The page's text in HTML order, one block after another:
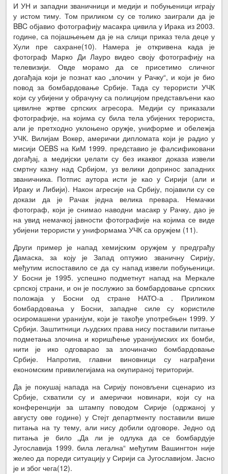
И УН и западни званичници и медији и побуњеници играју
у истом тиму. Том приликом су се толико заиграли да је
BBC објавио фотографију масакра цивила у Ирака из 2003.
године, са појашњењем да је на слици приказ тела деце у
Хули пре сахране(10). Намера је откривена када је
фотограф Марко Ди Лауро видео своју фотографију на
телевизији. Овде морамо да се присетимо сличног
догађаја који је познат као „злочин у Рачку“, и који је био
повод за бомбардовање Србије. Тада су терористи УЧК
који су убијени у обрачуну са полицијом представљени као
цивилне жртве српских агресора. Медији су приказали
фотографије, на којима су била тела убијених терориста,
али је претходно уклоњено оружје, униформе и обележја
УЧК. Вилијам Вокер, амерички дипломата који је радио у
мисији OEBS на КиМ 1999. представио је фалсификовани
догађај, а медијски џелати су без икаквог доказа извели
смртну казну над Србијом, уз велики допринос западних
званичника. Потпис аутора исти је као у Сирији (али и
Ираку и Либији). Након агресије на Србију, појавили су се
докази да је Рачак једна велика превара. Немачки
фотограф, који је снимао наводни масакр у Рачку, дао је
на увид немачкој јавности фотографије на којима се виде
убијени терористи у униформама УЧК са оружјем (11).
Други пример је напад хемијским оружјем у предграђу
Дамаска, за коју је Запад оптужио званичну Сирију,
међутим испоставило се да су напад извели побуњеници.
У Босни је 1995. успешно подметнут напад на Меркале
српској страни, и он је послужио за бомбардовање српских
положаја у Босни од стране НАТО-а . Приликом
бомбардовања у Босни, западне силе су користиле
осиромашени уранијум, који је такође употребњен 1999. У
Србији. Заштитници људских права нису поставили питање
подметања злочина и коришћење уранијумских их бомби,
нити је ико одговарао за злочиначко бомбардовање
Србије. Напротив, главни виновници су награђени
економским привилегијама на окупираној територији.
Да је покушај напада на Сирију поновљени сценарио из
Србије, схватили су и амерички новинари, који су на
конференцији за штампу поводом Сирије (одржаној у
августу ове године) у Стејт департменту поставили више
питања на ту тему, али нису добили одговоре. Једно од
питања је било „Да ли је одлука да се бомбардује
Југославија 1999. била легална“ међутим Вашингтон није
желео да пореди ситуацију у Сирији са Југославијом. Јасно
је и због чега(12).